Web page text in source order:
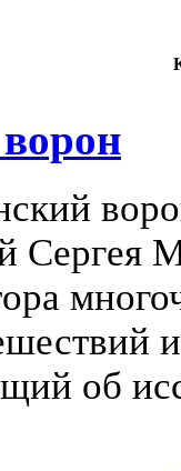
Сергея
об